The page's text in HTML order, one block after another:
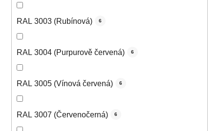
RAL 3003 (Rubínová) 6
RAL 3004 (Purpurově červená) 6
RAL 3005 (Vínová červená) 6
RAL 3007 (Červenočerná) 6